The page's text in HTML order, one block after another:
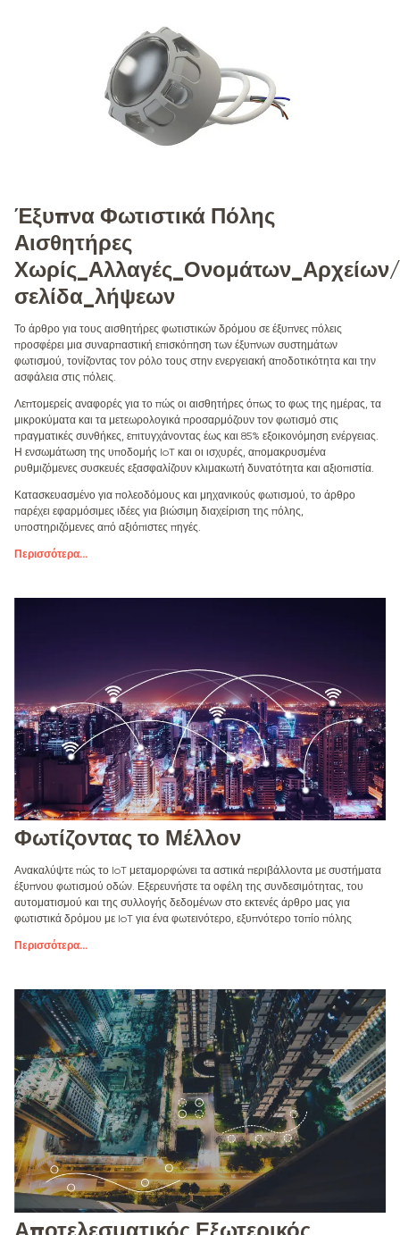
Έξυπνα Φωτιστικά Πόλης
Αισθητήρες
Χωρίς_Αλλαγές_Ονομάτων_Αρχείων/
σελίδα_λήψεων
Το άρθρο για τους αισθητήρες φωτιστικών δρόμου σε έξυπνες πόλεις
προσφέρει μια συναρπαστική επισκόπηση των έξυπνων συστημάτων
φωτισμού, τονίζοντας τον ρόλο τους στην ενεργειακή αποδοτικότητα και την
ασφάλεια στις πόλεις.
Λεπτομερείς αναφορές για το πώς οι αισθητήρες όπως το φως της ημέρας, τα
μικροκύματα και τα μετεωρολογικά προσαρμόζουν τον φωτισμό στις
πραγματικές συνθήκες, επιτυγχάνοντας έως και 85% εξοικονόμηση ενέργειας.
Η ενσωμάτωση της υποδομής IoT και οι ισχυρές, απομακρυσμένα
ρυθμιζόμενες συσκευές εξασφαλίζουν κλιμακωτή δυνατότητα και αξιοπιστία.
Κατασκευασμένο για πολεοδόμους και μηχανικούς φωτισμού, το άρθρο
παρέχει εφαρμόσιμες ιδέες για βιώσιμη διαχείριση της πόλης,
υποστηριζόμενες από αξιόπιστες πηγές.
Περισσότερα...
Φωτίζοντας το Μέλλον
Ανακαλύψτε πώς το IoT μεταμορφώνει τα αστικά περιβάλλοντα με συστήματα
έξυπνου φωτισμού οδών. Εξερευνήστε τα οφέλη της συνδεσιμότητας, του
αυτοματισμού και της συλλογής δεδομένων στο εκτενές άρθρο μας για
φωτιστικά δρόμου με IoT για ένα φωτεινότερο, εξυπνότερο τοπίο πόλης
Περισσότερα...